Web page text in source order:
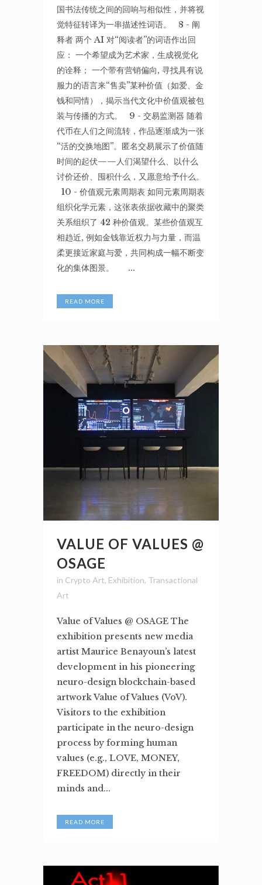
国书法传统之间的回响与相似性，并将视
觉特征转译为一串描述性词语。 8 - 阐
释者 两个 AI 对“阅读者”的词语作出回
应： 一个希望成为艺术家，生成视觉化
的诠释； 一个带有营销偏向, 寻找具有说
服力的语言来“售卖”某种价值（如爱、金
钱和同情），揭示当代文化中价值观被包
装与传播的方式。 9 - 交易监测器 随着
代币在人们之间流转，作品逐渐成为一张
“活的交换地图”。匿名交易展示了价值随
时间的起伏——人们渴望什么、以什么
讨价还价、囤积什么，又愿意给予什么。
10 - 价值观元素周期表 如同元素周期表
组织化学元素，这张表依据收藏中的聚类
关系组织了 42 种价值观。某些价值观互
相趋近, 例如金钱靠近权力与力量，而温
柔更接近家庭与爱，共同构成一幅不断变
化的集体图景。 ...
READ MORE
VALUE OF VALUES @
OSAGE
in Crypto Art, Exhibition, Transactional
Art
Value of Values @ OSAGE The
exhibition presents new media
artist Maurice Benayoun’s latest
development in his pioneering
neuro-design blockchain-based
artwork Value of Values (VoV).
Visitors to the exhibition
participate in the neuro-design
process by forming human
values (e.g., LOVE, MONEY,
FREEDOM) directly in their
minds and...
READ MORE